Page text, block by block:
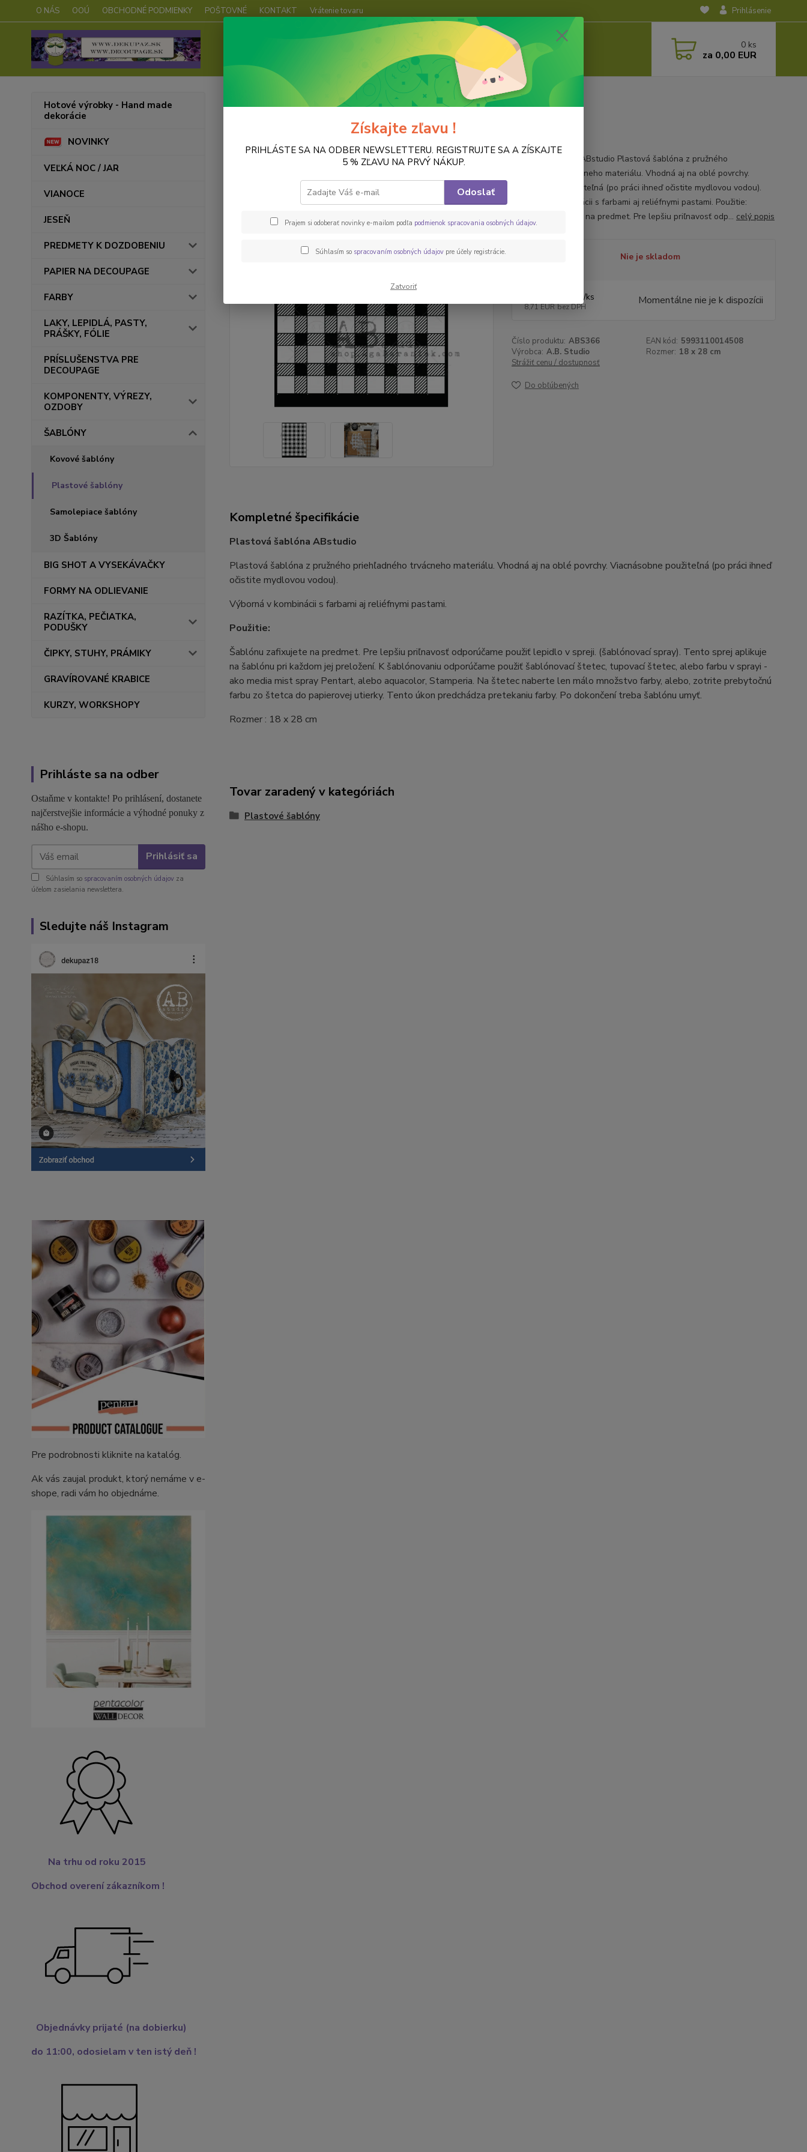
O NÁS OOÚ OBCHODNÉ PODMIENKY POŠTOVNÉ KONTAKT Vrátenie tovaru Prihlásenie
0 ks
za 0,00 EUR
Hotové výrobky - Hand made
dekorácie
NOVINKY
VEĽKÁ NOC / JAR
VIANOCE
JESEŇ
PREDMETY K DOZDOBENIU
PAPIER NA DECOUPAGE
FARBY
LAKY, LEPIDLÁ, PASTY,
PRÁŠKY, FÓLIE
PRÍSLUŠENSTVA PRE
DECOUPAGE
KOMPONENTY, VÝREZY,
OZDOBY
ŠABLÓNY
Kovové šablóny
Plastové šablóny
Samolepiace šablóny
3D Šablóny
BIG SHOT A VYSEKÁVAČKY
FORMY NA ODLIEVANIE
RAZÍTKA, PEČIATKA,
PODUŠKY
ČIPKY, STUHY, PRÁMIKY
GRAVÍROVANÉ KRABICE
KURZY, WORKSHOPY
Prihláste sa na odber
Ostaňme v kontakte! Po prihlásení, dostanete
najčerstvejšie informácie a výhodné ponuky z
nášho e-shopu.
Prihlásiť sa
Súhlasím so spracovaním osobných údajov za
účelom zasielania newslettera.
Sledujte náš Instagram
Pre podrobnosti kliknite na katalóg.
Ak vás zaujal produkt, ktorý nemáme v e-
shope, radi vám ho objednáme.
Na trhu od roku 2015
Obchod overení zákazníkom !
Objednávky prijaté (na dobierku)
do 11:00, odosielam v ten istý deň !
ŠABLÓNY Plastové šablóny Šablóna, AB366
Šablóna, AB366
Plastová šablóna ABstudio Plastová šablóna z pružného
priehľadného trvácneho materiálu. Vhodná aj na oblé povrchy.
Viacnásobne použiteľná (po práci ihneď očistite mydlovou vodou).
Výborná v kombinácii s farbami aj reliéfnymi pastami. Použitie:
Šablónu zafixujete na predmet. Pre lepšiu priľnavosť odp... celý popis
Nie je skladom
/ks
8,71 EUR bez DPH Momentálne nie je k dispozícii
Číslo produktu: ABS366 EAN kód: 5993110014508
Výrobca: A.B. Studio Rozmer: 18 x 28 cm
Strážiť cenu / dostupnosť
Do obľúbených
Kompletné špecifikácie
Plastová šablóna ABstudio
Plastová šablóna z pružného priehľadného trvácneho materiálu. Vhodná aj na oblé povrchy. Viacnásobne použiteľná (po práci ihneď
očistite mydlovou vodou).
Výborná v kombinácii s farbami aj reliéfnymi pastami.
Použitie:
Šablónu zafixujete na predmet. Pre lepšiu priľnavosť odporúčame použiť lepidlo v spreji. (šablónovací spray). Tento sprej aplikuje
na šablónu pri každom jej preložení. K šablónovaniu odporúčame použiť šablónovací štetec, tupovací štetec, alebo farbu v sprayi -
ako media mist spray Pentart, alebo aquacolor, Stamperia. Na štetec naberte len málo množstvo farby, alebo, zotrite prebytočnú
farbu zo štetca do papierovej utierky. Tento úkon predchádza pretekaniu farby. Po dokončení treba šablónu umyť.
Rozmer : 18 x 28 cm
Tovar zaradený v kategóriách
Plastové šablóny
Získajte zľavu !
PRIHLÁSTE SA NA ODBER NEWSLETTERU. REGISTRUJTE SA A ZÍSKAJTE
5 % ZĽAVU NA PRVÝ NÁKUP.
Odoslať
Prajem si odoberať novinky e-mailom podľa podmienok spracovania osobných údajov.
Súhlasím so spracovaním osobných údajov pre účely registrácie.
Zatvoriť